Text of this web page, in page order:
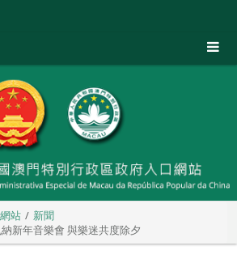
站
新聞
新年音樂會 與樂迷共度除夕